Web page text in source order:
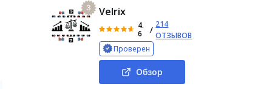
3 Velrix
4.
6
/
214
ОТЗЫВОВ
Проверен
Обзор